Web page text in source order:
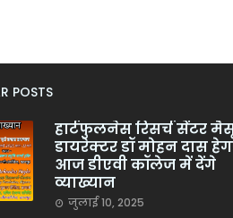
POSTS
हार्टफुलनेस रिसर्च सेंटर
डायरेक्टर डॉ मोहन दास
आज डीएवी कॉलेज में देंगे
व्याख्यान
जुलाई 10, 2025